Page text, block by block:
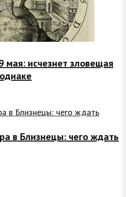
мая: исчезнет зловещая
в Близнецы: чего ждать